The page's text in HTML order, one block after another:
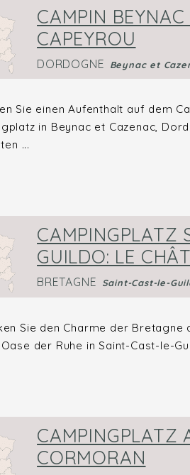
CAMPIN
CAPEYROU
DORDOGNE Beynac et
Sie einen Aufenthalt auf dem
in Beynac et Cazenac,
...
CAMPINGPLATZ
GUILDO: LE
BRETAGNE Saint-Cast-le-
Sie den Charme der
der Ruhe in Saint-Cast-le-
CAMPINGPLATZ
CORMORAN